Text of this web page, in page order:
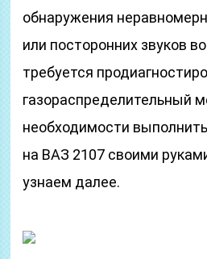
обнаружения
или посторонних звуков
требуется
газораспределительный
необходимости
на ВАЗ 2107 своими
узнаем далее.